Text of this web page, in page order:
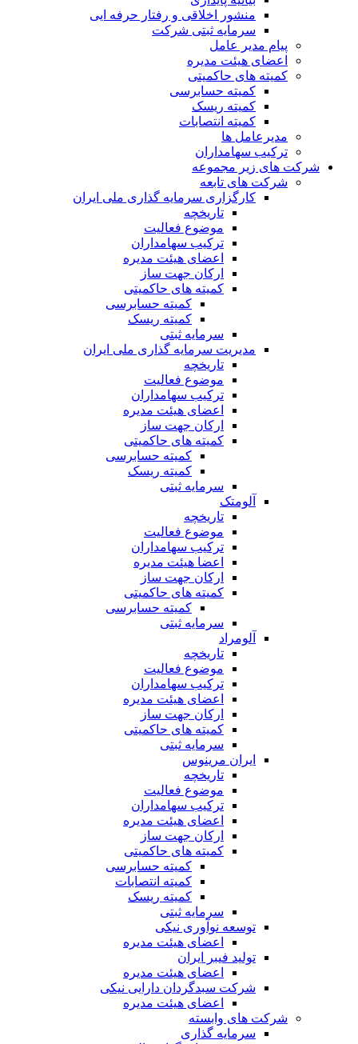
منشور اخلاقی و رفتار حرفه ایی
سرمایه ثبتی شرکت
پیام مدیر عامل
اعضای هیئت مدیره
کمیته های حاکمیتی
کمیته حسابرسی
کمیته ریسک
کمیته انتصابات
مدیرعامل ها
ترکیب سهامداران
شرکت های زیر مجموعه
شرکت های تابعه
کارگزاری سرمایه گذاری ملی ایران
تاریخچه
موضوع فعالیت
ترکیب سهامداران
اعضای هیئت مدیره
ارکان جهت ساز
کمیته های حاکمیتی
کمیته حسابرسی
کمیته ریسک
سرمایه ثبتی
مدیریت سرمایه گذاری ملی ایران
تاریخچه
موضوع فعالیت
ترکیب سهامداران
اعضای هیئت مدیره
ارکان جهت ساز
کمیته های حاکمیتی
کمیته حسابرسی
کمیته ریسک
سرمایه ثبتی
آلومتک
تاریخچه
موضوع فعالیت
ترکیب سهامداران
اعضا هیئت مدیره
ارکان جهت ساز
کمیته های حاکمیتی
کمیته حسابرسی
سرمایه ثبتی
آلومراد
تاریخچه
موضوع فعالیت
ترکیب سهامداران
اعضای هیئت مدیره
ارکان جهت ساز
کمیته های حاکمیتی
سرمایه ثبتی
ایران مرینوس
تاریخچه
موضوع فعالیت
ترکیب سهامداران
اعضای هیئت مدیره
ارکان جهت ساز
کمیته های حاکمیتی
کمیته حسابرسی
کمیته انتصابات
کمیته ریسک
سرمایه ثبتی
توسعه نوآوری نیکی
اعضای هیئت مدیره
تولید فیبر ایران
اعضای هیئت مدیره
شرکت سبدگردان دارایی نیکی
اعضای هیئت مدیره
شرکت های وابسته
سرمایه گذاری